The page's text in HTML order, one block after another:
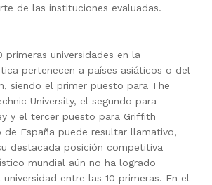
de las instituciones evaluadas.
primeras universidades en la
pertenecen a países asiáticos o del
siendo el primer puesto para The
University, el segundo para
y el tercer puesto para Griffith
de España puede resultar llamativo,
destacada posición competitiva
mundial aún no ha logrado
entre las 10 primeras. En el